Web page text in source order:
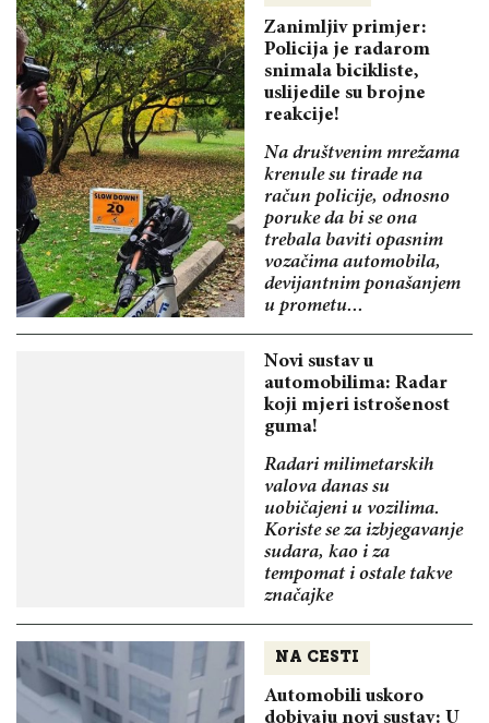
Zanimljiv primjer:
Policija je radarom
snimala bicikliste,
uslijedile su brojne
reakcije!
Na društvenim mrežama
krenule su tirade na
račun policije, odnosno
poruke da bi se ona
trebala baviti opasnim
vozačima automobila,
devijantnim ponašanjem
u prometu...
Novi sustav u
automobilima: Radar
koji mjeri istrošenost
guma!
Radari milimetarskih
valova danas su
uobičajeni u vozilima.
Koriste se za izbjegavanje
sudara, kao i za
tempomat i ostale takve
značajke
NA CESTI
Automobili uskoro
dobivaju novi sustav: U